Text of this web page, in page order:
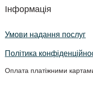
Інформація
Умови надання послуг
Політика
Оплата платіжними